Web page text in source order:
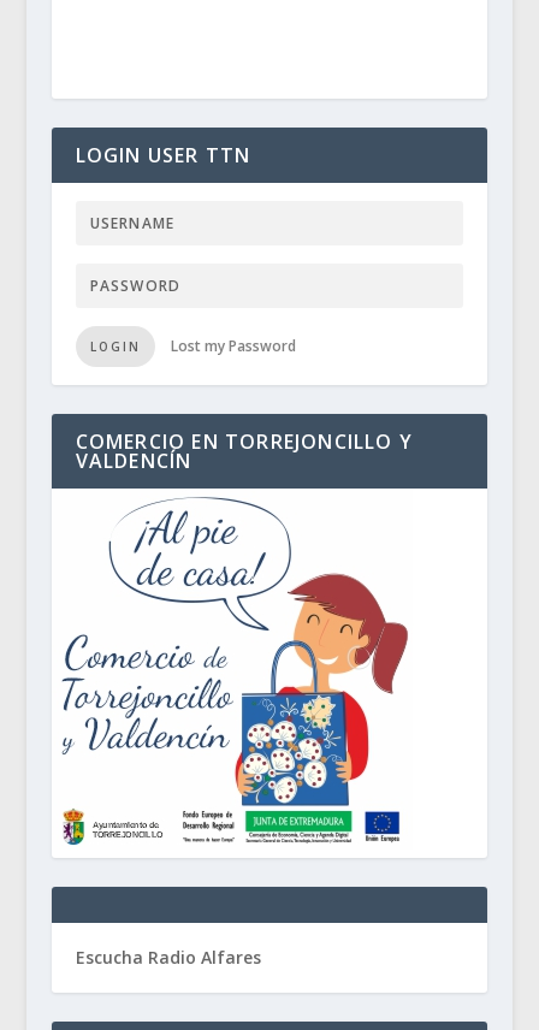
LOGIN USER TTN
LOGIN Lost my Password
COMERCIO EN TORREJONCILLO Y
VALDENCÍN
Escucha Radio Alfares